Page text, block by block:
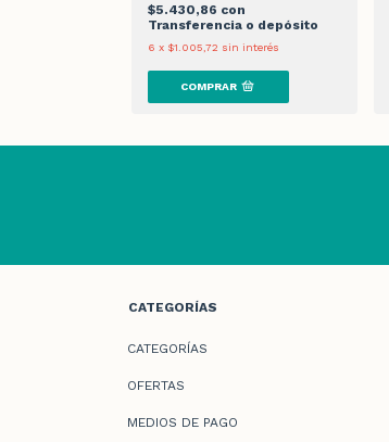
$5.430,86 con
Transferencia o depósito
6 x $1.005,72 sin interés
CATEGORÍAS
CATEGORÍAS
OFERTAS
MEDIOS DE PAGO